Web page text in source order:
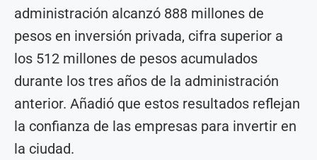
administración alcanzó 888 millones de
pesos en inversión privada, cifra superior a
los 512 millones de pesos acumulados
durante los tres años de la administración
anterior. Añadió que estos resultados reflejan
la confianza de las empresas para invertir en
la ciudad.